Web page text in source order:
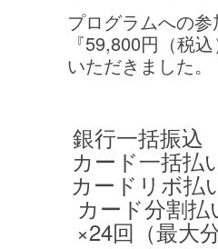
プログラムへの参
『59,800円（税
いただきました。
銀行一括振
カード一括
カードリボ
カード分割
×24回（最大